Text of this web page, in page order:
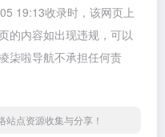
19:13收录时，该网页上
的内容如出现违规，可以
柒啦导航不承担任何责
点资源收集与分享！